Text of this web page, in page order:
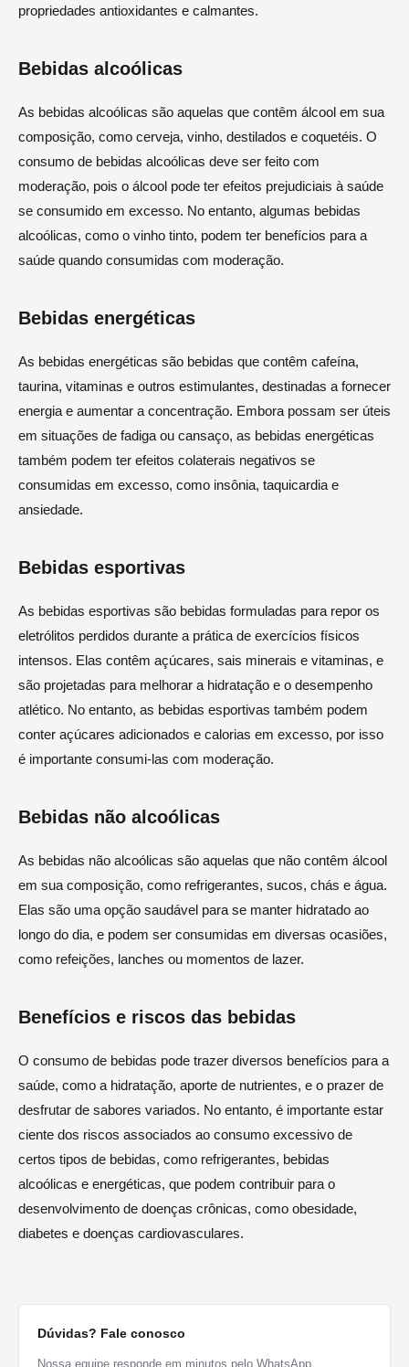
propriedades antioxidantes e calmantes.
Bebidas alcoólicas
As bebidas alcoólicas são aquelas que contêm álcool em sua
composição, como cerveja, vinho, destilados e coquetéis. O
consumo de bebidas alcoólicas deve ser feito com
moderação, pois o álcool pode ter efeitos prejudiciais à saúde
se consumido em excesso. No entanto, algumas bebidas
alcoólicas, como o vinho tinto, podem ter benefícios para a
saúde quando consumidas com moderação.
Bebidas energéticas
As bebidas energéticas são bebidas que contêm cafeína,
taurina, vitaminas e outros estimulantes, destinadas a fornecer
energia e aumentar a concentração. Embora possam ser úteis
em situações de fadiga ou cansaço, as bebidas energéticas
também podem ter efeitos colaterais negativos se
consumidas em excesso, como insônia, taquicardia e
ansiedade.
Bebidas esportivas
As bebidas esportivas são bebidas formuladas para repor os
eletrólitos perdidos durante a prática de exercícios físicos
intensos. Elas contêm açúcares, sais minerais e vitaminas, e
são projetadas para melhorar a hidratação e o desempenho
atlético. No entanto, as bebidas esportivas também podem
conter açúcares adicionados e calorias em excesso, por isso
é importante consumi-las com moderação.
Bebidas não alcoólicas
As bebidas não alcoólicas são aquelas que não contêm álcool
em sua composição, como refrigerantes, sucos, chás e água.
Elas são uma opção saudável para se manter hidratado ao
longo do dia, e podem ser consumidas em diversas ocasiões,
como refeições, lanches ou momentos de lazer.
Benefícios e riscos das bebidas
O consumo de bebidas pode trazer diversos benefícios para a
saúde, como a hidratação, aporte de nutrientes, e o prazer de
desfrutar de sabores variados. No entanto, é importante estar
ciente dos riscos associados ao consumo excessivo de
certos tipos de bebidas, como refrigerantes, bebidas
alcoólicas e energéticas, que podem contribuir para o
desenvolvimento de doenças crônicas, como obesidade,
diabetes e doenças cardiovasculares.
Dúvidas? Fale conosco
Nossa equipe responde em minutos pelo WhatsApp.